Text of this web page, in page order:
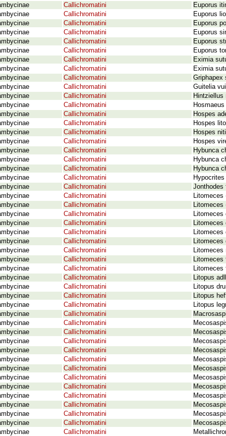
Callichromatini
Euporus
Callichromatini
Euporus
Callichromatini
Euporus
Callichromatini
Euporus
Callichromatini
Euporus
Callichromatini
Euporus
Callichromatini
Eximia
Callichromatini
Eximia
Callichromatini
Griphapex
Callichromatini
Guitelia
Callichromatini
Hintziellus
Callichromatini
Callichromatini
Hospes
Callichromatini
Hospes
Callichromatini
Hospes
Callichromatini
Hospes
Callichromatini
Hybunca
Callichromatini
Hybunca
Callichromatini
Hybunca
Callichromatini
Callichromatini
Jonthodes
Callichromatini
Litomeces
Callichromatini
Litomeces
Callichromatini
Litomeces
Callichromatini
Litomeces
Callichromatini
Litomeces
Callichromatini
Litomeces
Callichromatini
Litomeces
Callichromatini
Litomeces
Callichromatini
Litomeces
Callichromatini
Litopus
Callichromatini
Litopus
Callichromatini
Litopus
Callichromatini
Litopus
Callichromatini
Callichromatini
Callichromatini
Callichromatini
Callichromatini
Callichromatini
Callichromatini
Callichromatini
Callichromatini
Callichromatini
Callichromatini
Callichromatini
Callichromatini
Callichromatini